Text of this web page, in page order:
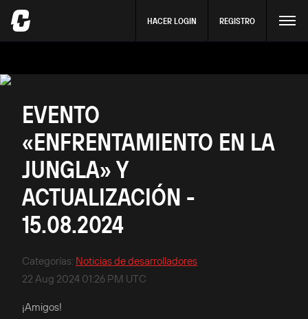
HACER LOGIN REGISTRO
EVENTO
«ENFRENTAMIENTO EN LA
JUNGLA» Y
ACTUALIZACIÓN -
15.08.2024
Categorías: Noticias de desarrolladores
22 Aug 2024 01:26 PM UTC
¡Amigos!